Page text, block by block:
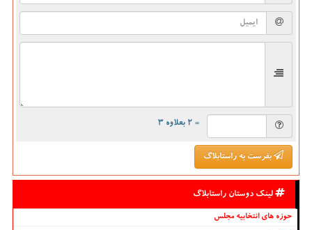
= ۲ بعلاوه ۳
بفرست به راستابلاگ
لینک دوستان راستابلاگ
حوزه های انتخابیه مجلس